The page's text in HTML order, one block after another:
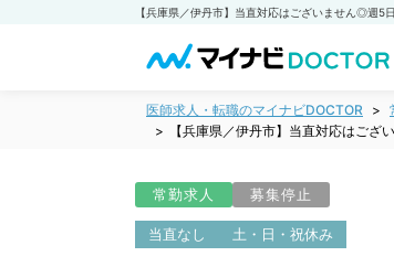
医師求人・転職のマイナビDOCTOR
【兵庫県／伊丹市】当直対応はご
常勤求人 募集停止
当直なし 土・日・祝休み